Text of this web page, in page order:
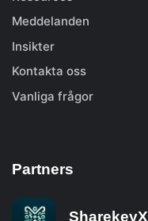
Meddelanden
Insikter
Kontakta oss
Vanliga frågor
Partners
SharekeyX